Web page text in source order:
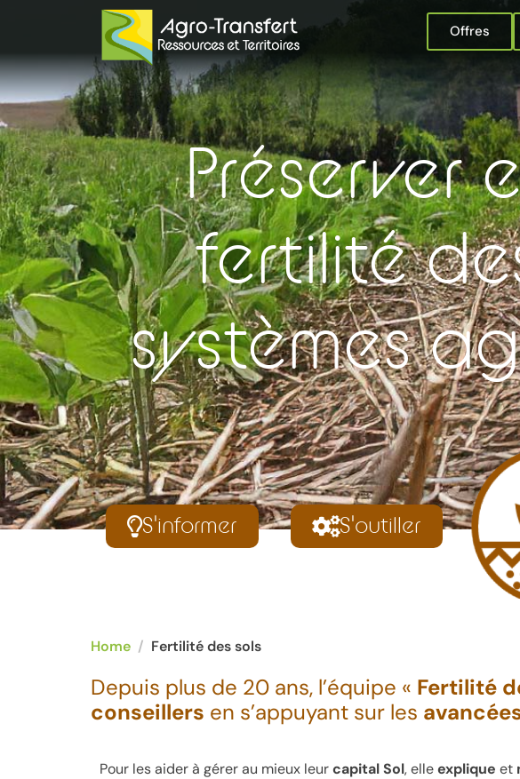
Offres
Préserver
fertilité
systèmes
S'informer S'outiller
Home Fertilité des sols
Depuis plus de 20 ans, l’équipe « Fertilité
conseillers en s’appuyant sur les
Pour les aider à gérer au mieux leurcapital Sol, elleexplique et